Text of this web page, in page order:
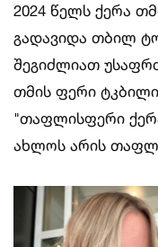
2024 წელს ქერა
გადავიდა თბილ
შეგიძლიათ
თმის ფერი
"თაფლისფერი
ახლოს არის